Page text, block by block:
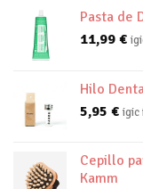
Pasta de
11,99 €
Hilo
5,95 € igic
Cepillo
Kamm